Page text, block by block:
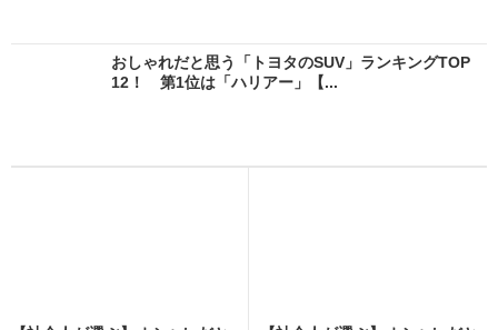
おしゃれだと思う「トヨタのSUV」ランキングTOP
12！ 第1位は「ハリアー」【...